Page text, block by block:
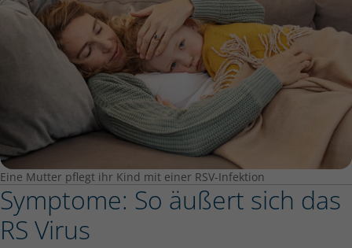
Eine Mutter pflegt ihr Kind mit einer RSV-Infektion
Symptome: So äußert sich das
RS Virus